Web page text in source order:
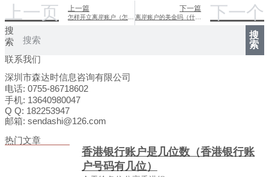
上一页 上一篇 下一篇
离岸账户的美金吗（什么是离岸美金账户） 下一个
搜
索
搜
索
联系我们
深圳市森达时信息咨询有限公司
电话: 0755-86718602
手机: 13640980047
Q Q: 182253947
邮箱: sendashi@126.com
热门文章
香港银行账户是几位数（香港银行账
户号码有几位）